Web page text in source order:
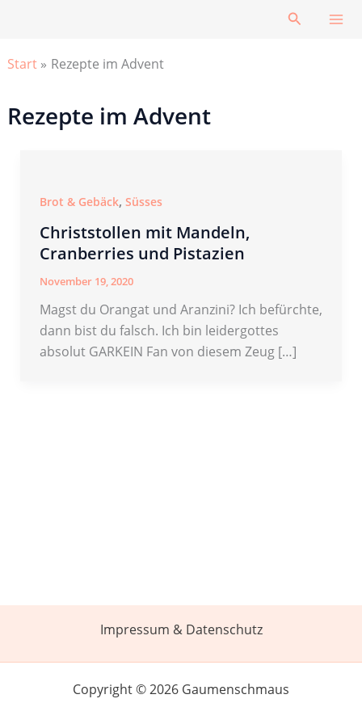
Suchen
Start Rezepte im Advent
Rezepte im Advent
Brot & Gebäck, Süsses
Christstollen mit Mandeln,
Cranberries und Pistazien
November 19, 2020
Magst du Orangat und Aranzini? Ich befürchte,
dann bist du falsch. Ich bin leidergottes
absolut GARKEIN Fan von diesem Zeug […]
Impressum & Datenschutz
Copyright © 2026 Gaumenschmaus